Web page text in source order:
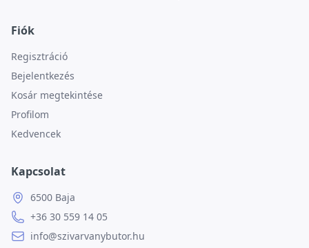
Fiók
Regisztráció
Bejelentkezés
Kosár megtekintése
Profilom
Kedvencek
Kapcsolat
6500 Baja
+36 30 559 14 05
info@szivarvanybutor.hu